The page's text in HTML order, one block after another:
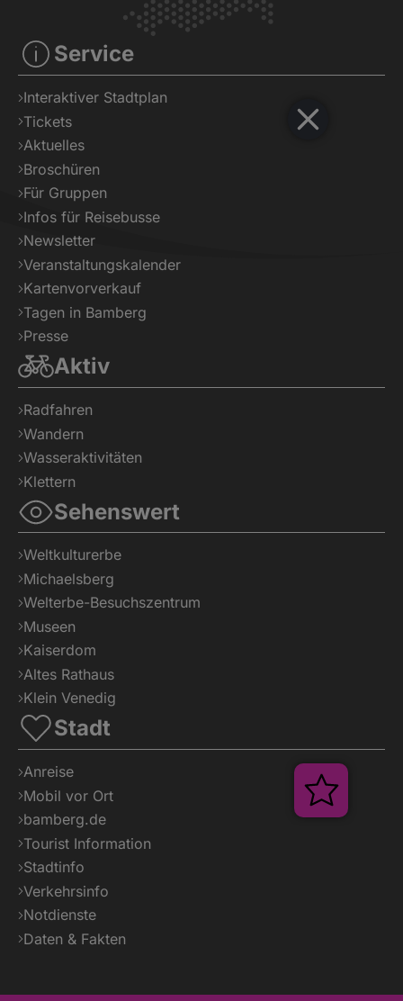
Service
Interaktiver Stadtplan
Tickets
Aktuelles
Broschüren
Für Gruppen
Infos für Reisebusse
Newsletter
Veranstaltungskalender
Kartenvorverkauf
Tagen in Bamberg
Presse
Aktiv
Radfahren
Wandern
Wasseraktivitäten
Klettern
Sehenswert
Weltkulturerbe
Michaelsberg
Welterbe-Besuchszentrum
Museen
Kaiserdom
Altes Rathaus
Klein Venedig
Stadt
Anreise
Mobil vor Ort
bamberg.de
Tourist Information
Stadtinfo
Verkehrsinfo
Notdienste
Daten & Fakten